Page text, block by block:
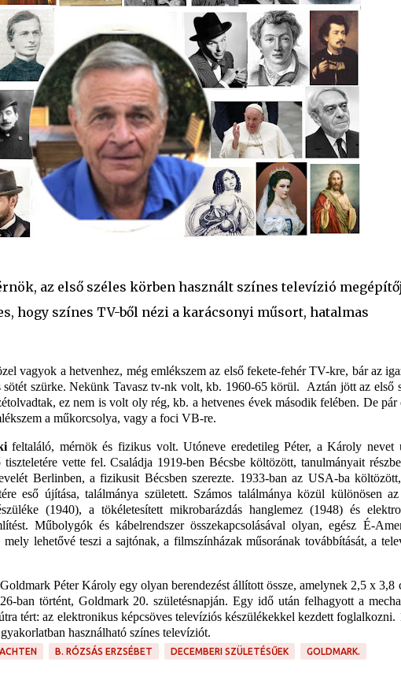
az első széles körben használt színes televízió
hogy színes TV-ből nézi a karácsonyi műsort, hatalmas
vagyok a hetvenhez, még emlékszem az első fekete-fehér TV-kre, bár az
szürke. Nekünk Tavasz tv-nk volt, kb. 1960-65 körül.
Aztán jött az első
ez nem is volt oly rég, kb. a hetvenes évek második felében. De pár
a műkorcsolya, vagy a foci VB-re.
feltaláló, mérnök és fizikus volt.Utóneve eredetileg Péter, a Károly nevet
vette fel. Családja 1919-ben Bécsbe költözött, tanulmányait
Berlinben, a fizikusit Bécsben szerezte. 1933-ban az USA-ba
eső újítása, találmánya született. Számos találmánya közül különösen
(1940), a tökéletesített mikrobarázdás hanglemez (1948) és
Műbolygók és kábelrendszer összekapcsolásával olyan, egész É-
lehetővé teszi a sajtónak, a filmszínházak műsorának továbbítását, a
Péter Károly egy olyan berendezést állított össze, amelynek 2,5 x 3,8
ban történt, Goldmark 20. születésnapján. Egy idő után felhagyott a
tért: az elektronikus képcsöves televíziós készülékekkel kezdett foglalkozni.
használható színes televíziót.
B. RÓZSÁS ERZSÉBET DECEMBERI SZÜLETÉSŰEK GOLDMARK.